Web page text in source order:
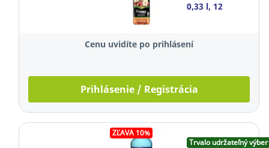
0,33 l, 12
Cenu uvidíte po prihlásení
Prihlásenie / Registrácia
ZĽAVA 10%
Trvalo udržateľný výber